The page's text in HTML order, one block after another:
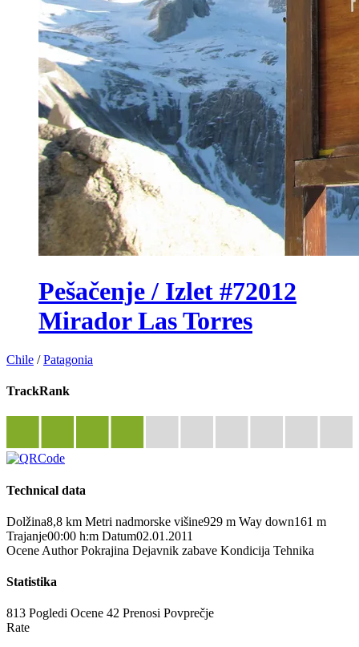
Pešačenje / Izlet #72012
Mirador Las Torres
Chile /Patagonia
TrackRank
Technical data
Dolžina8,8 km Metri nadmorske višine929 m Way down161 m
Trajanje00:00 h:m Datum02.01.2011
Ocene Author Pokrajina Dejavnik zabave Kondicija Tehnika
Statistika
813 Pogledi Ocene 42 Prenosi Povprečje
Rate